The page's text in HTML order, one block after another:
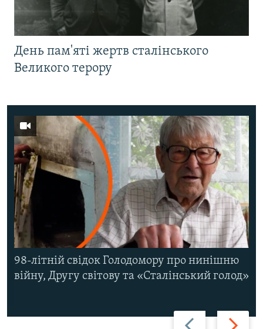
День пам'яті жертв сталінського
Великого терору
Назад Вперед
98-літній свідок Голодомору про нинішню
війну, Другу світову та «Сталінський голод»